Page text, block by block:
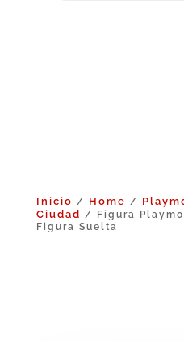
Inicio / Home /
Ciudad / Figura
Figura Suelta